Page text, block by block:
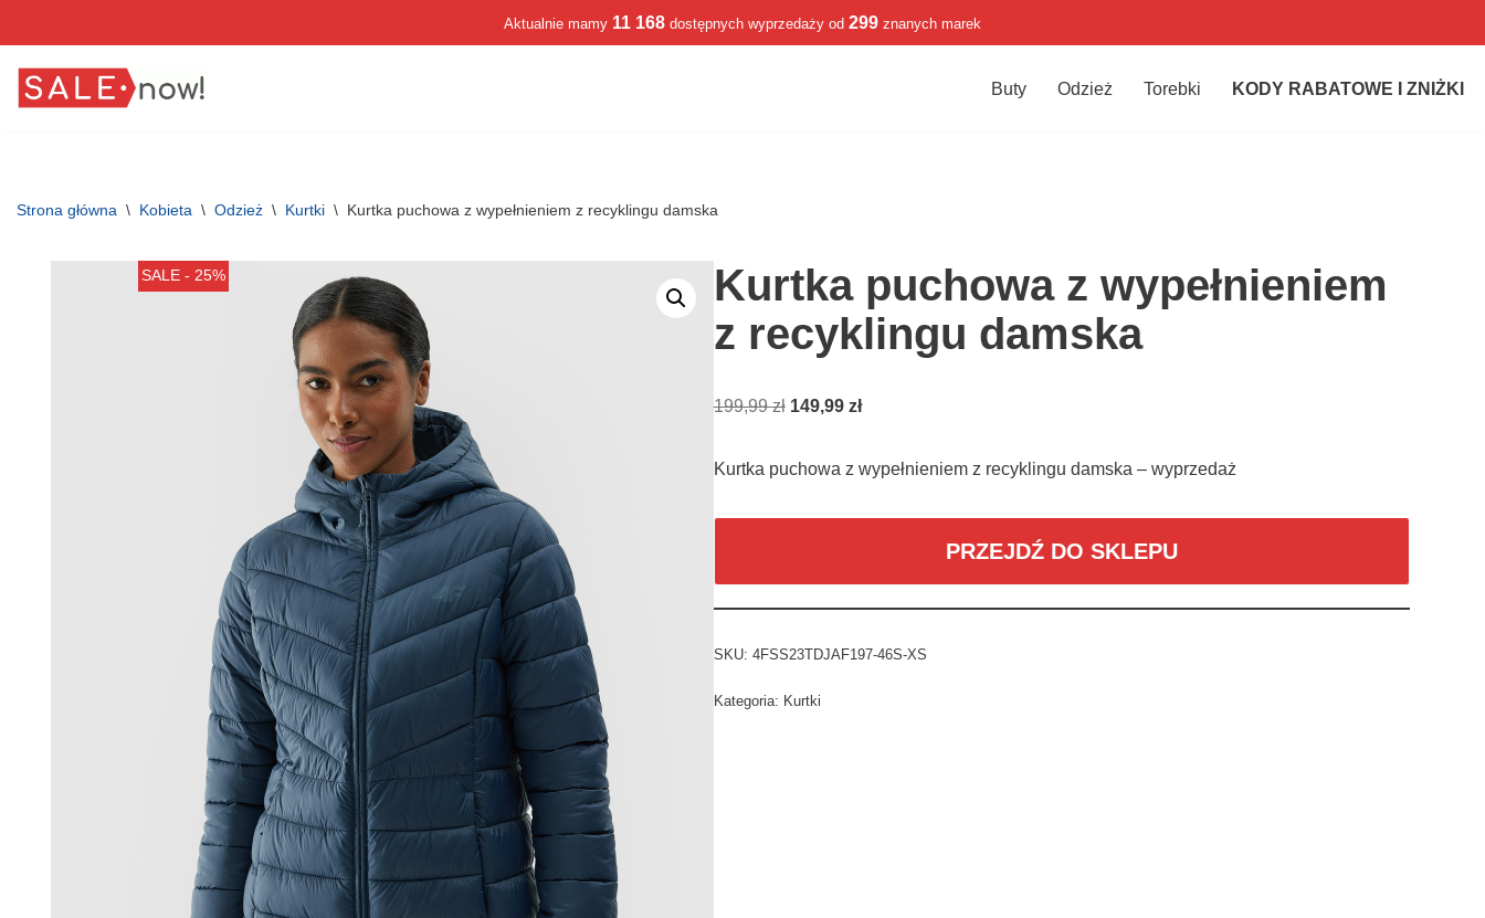
do
Aktualnie mamy 11 168 dostępnych wyprzedaży od 299 znanych marek
Buty Odzież Torebki KODY RABATOWE I ZNIŻKI
Strona główna \ Kobieta \ Odzież \ Kurtki \ Kurtka puchowa z wypełnieniem z recyklingu damska
SALE - 25%
Kurtka puchowa z wypełnieniem
z recyklingu damska
199,99zł 149,99 zł
Kurtka puchowa z wypełnieniem z recyklingu damska – wyprzedaż
PRZEJDŹ DO SKLEPU
SKU: 4FSS23TDJAF197-46S-XS
Kategoria: Kurtki